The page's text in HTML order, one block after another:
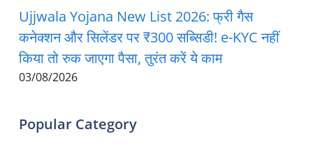
Ujjwala Yojana New List 2026: फ्री गैस
कनेक्शन और सिलेंडर पर ₹300 सब्सिडी! e-KYC नहीं
किया तो रुक जाएगा पैसा, तुरंत करें ये काम
03/08/2026
Popular Category